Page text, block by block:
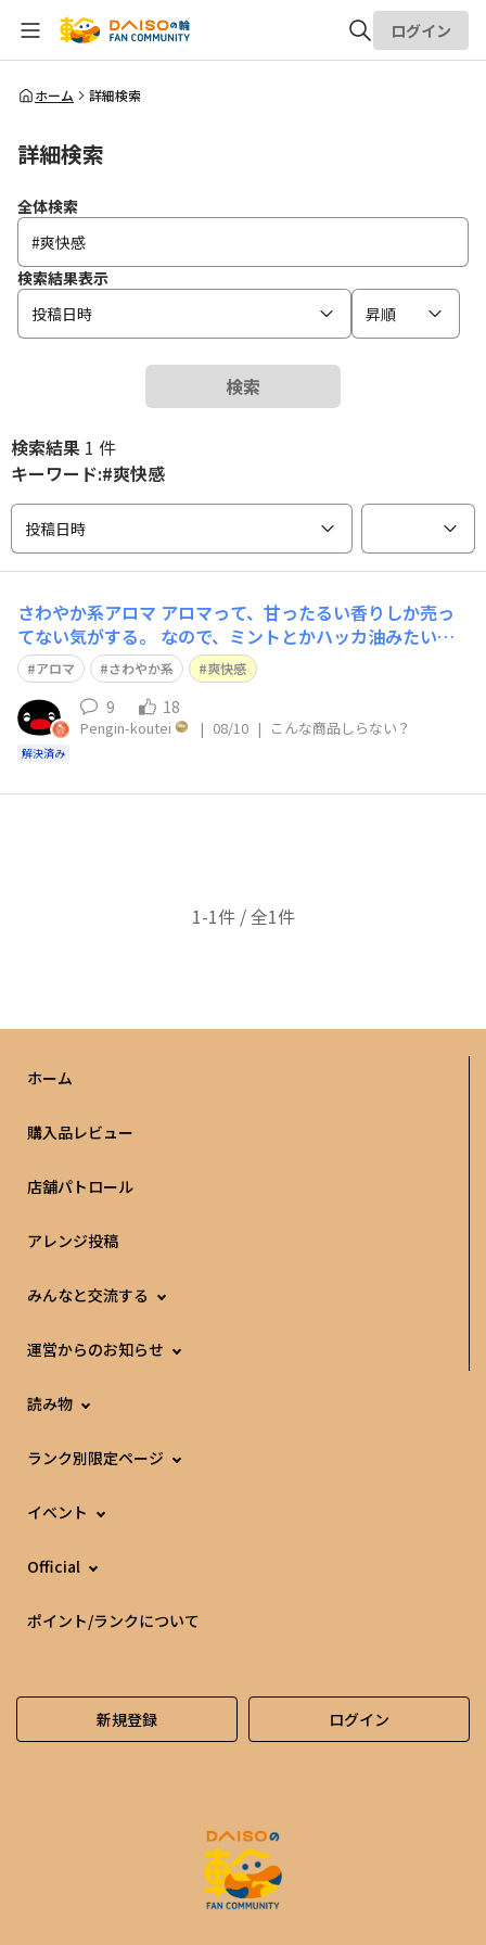
全体検索
ログイン
ホーム 詳細検索
詳細検索
全体検索
検索結果表示
投稿日時
昇順
検索
検索結果 1 件
キーワード:#爽快感
投稿日時
さわやか系アロマ アロマって、甘ったるい香りしか売っ
てない気がする。 なので、ミントとかハッカ油みたいな
爽快感のあるアロマを探しています。 あと、電動のアロ
マディフューザーは、加湿効果もあるのかも教えてほしい
です！
アロマ さわやか系 爽快感
解決済み
9 18
Pengin-koutei | 08/10 | こんな商品しらない？
1-1件 / 全1件
ホーム
購入品レビュー
店舗パトロール
アレンジ投稿
みんなと交流する
運営からのお知らせ
読み物
ランク別限定ページ
イベント
Official
ポイント/ランクについて
新規登録 ログイン